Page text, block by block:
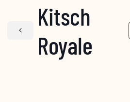
Kitsch
Royale